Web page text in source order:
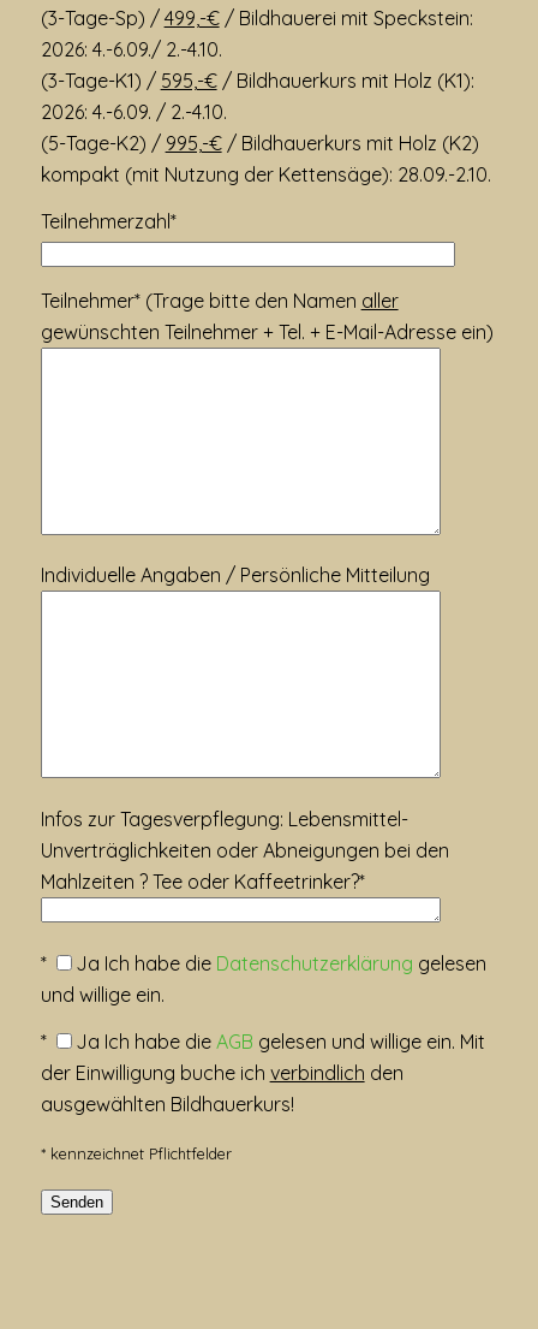
(3-Tage-Sp) / 499,-€/ Bildhauerei mit Speckstein:
2026: 4.-6.09./ 2.-4.10.
(3-Tage-K1) / 595,-€/ Bildhauerkurs mit Holz (K1):
2026: 4.-6.09. / 2.-4.10.
(5-Tage-K2) / 995,-€/ Bildhauerkurs mit Holz (K2)
kompakt (mit Nutzung der Kettensäge): 28.09.-2.10.
Teilnehmerzahl*
Teilnehmer* (Trage bitte den Namen aller
gewünschten Teilnehmer + Tel. + E-Mail-Adresse ein)
Individuelle Angaben / Persönliche Mitteilung
Infos zur Tagesverpflegung: Lebensmittel-
Unverträglichkeiten oder Abneigungen bei den
Mahlzeiten ? Tee oder Kaffeetrinker?*
* Ja Ich habe die Datenschutzerklärung gelesen
und willige ein.
*
Ja Ich habe die AGB gelesen und willige ein. Mit
der Einwilligung buche ich verbindlich den
ausgewählten Bildhauerkurs!
* kennzeichnet Pflichtfelder